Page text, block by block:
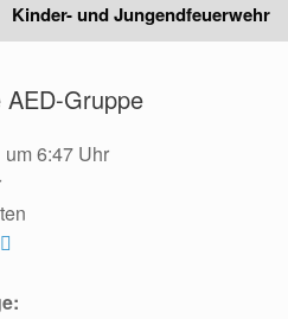
Kinder- und Jungendfeuerwehr
Gruppe
6:47 Uhr